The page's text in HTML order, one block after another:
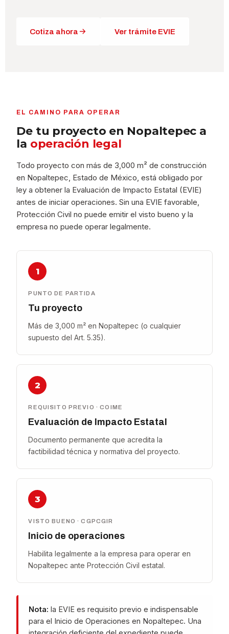
Cotiza ahora Ver trámite EVIE
EL CAMINO PARA OPERAR
De tu proyecto en Nopaltepec a
la operación legal
Todo proyecto con más de 3,000 m² de construcción
en Nopaltepec, Estado de México, está obligado por
ley a obtener la Evaluación de Impacto Estatal (EVIE)
antes de iniciar operaciones. Sin una EVIE favorable,
Protección Civil no puede emitir el visto bueno y la
empresa no puede operar legalmente.
1
PUNTO DE PARTIDA
Tu proyecto
Más de 3,000 m² en Nopaltepec (o cualquier
supuesto del Art. 5.35).
2
REQUISITO PREVIO · COIME
Evaluación de Impacto Estatal
Documento permanente que acredita la
factibilidad técnica y normativa del proyecto.
3
VISTO BUENO · CGPCGIR
Inicio de operaciones
Habilita legalmente a la empresa para operar en
Nopaltepec ante Protección Civil estatal.
Nota: la EVIE es requisito previo e indispensable
para el Inicio de Operaciones en Nopaltepec. Una